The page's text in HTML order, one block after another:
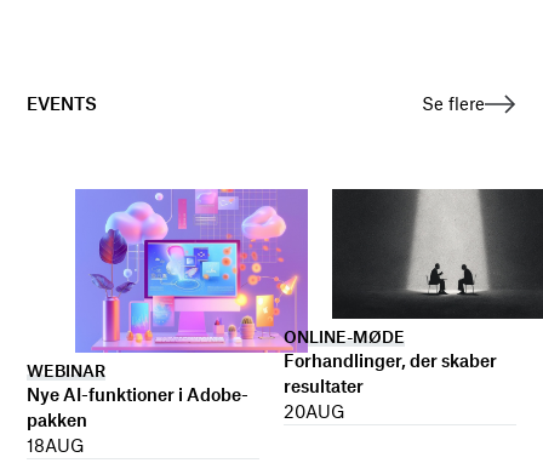
EVENTS Se flere
WEBINAR
Nye AI-funktioner i Adobe-
pakken
18AUG
ONLINE-MØDE
Forhandlinger, der skaber
resultater
20AUG